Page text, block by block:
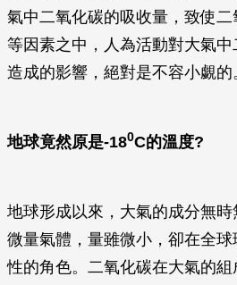
氣中二氧化碳的吸收量，致使
等因素之中，人為活動對大氣
造成的影響，絕對是不容小覷的
地球竟然原是-180C的溫度?
地球形成以來，大氣的成分無
微量氣體，量雖微小，卻在全
性的角色。二氧化碳在大氣的